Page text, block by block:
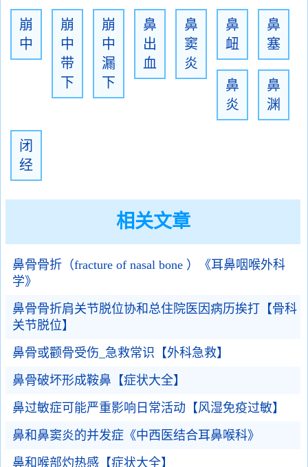
崩
中
崩
中
带
下
崩
中
漏
下
鼻
出
血
鼻
窦
炎
鼻
衄
鼻
塞
鼻
炎
鼻
渊
闭
经
相关文章
鼻骨骨折（fracture of nasal bone ）《耳鼻咽喉外科
学》
鼻骨骨折肩关节脱位协和总住院医因病历挨打【骨科
关节脱位】
鼻骨或颧骨受伤_急救常识【外科急救】
鼻骨破坏形成鞍鼻【症状大全】
鼻过敏症可能严重影响日常活动【风湿免疫过敏】
鼻和鼻窦炎的并发症《中西医结合耳鼻喉科》
鼻和喉部灼热感【症状大全】